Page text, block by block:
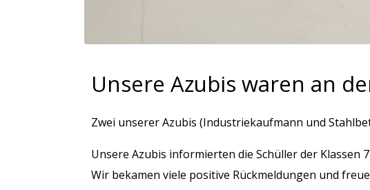
Unsere Azubis waren an
Zwei unserer Azubis (Industriekaufmann und
Unsere Azubis informierten die Schüller der
Wir bekamen viele positive Rückmeldungen und